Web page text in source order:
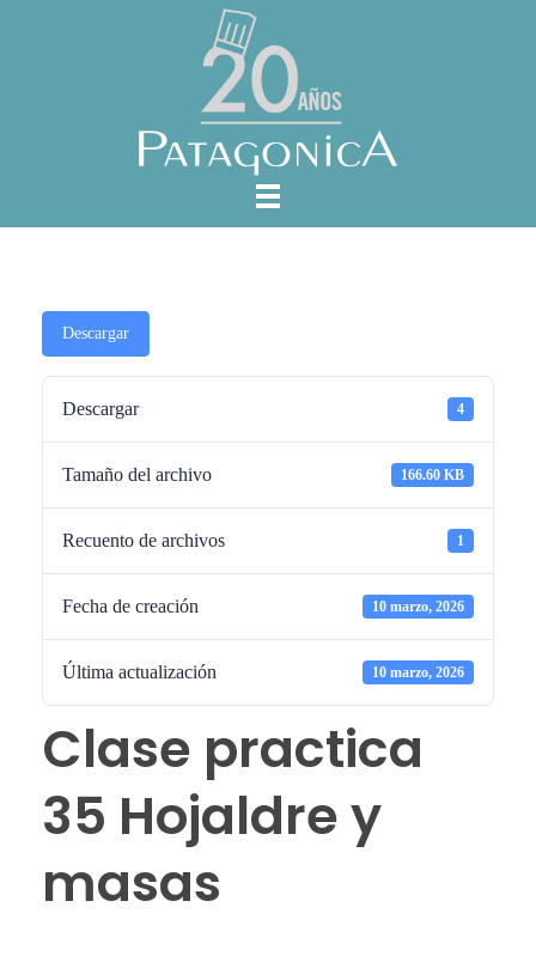
Descargar
Descargar 4
Tamaño del archivo 166.60 KB
Recuento de archivos 1
Fecha de creación 10 marzo, 2026
Última actualización 10 marzo, 2026
Clase practica
35 Hojaldre y
masas